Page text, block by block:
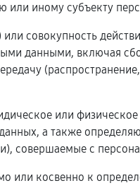
или иному субъекту
совокупность
данными, включая
или
а также
совершаемые с
косвенно к